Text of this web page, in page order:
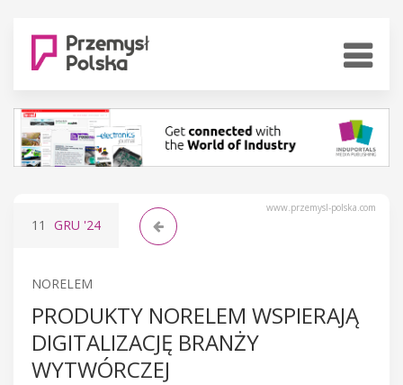
www.przemysl-polska.com
11 GRU '24
NORELEM
PRODUKTY NORELEM WSPIERAJĄ
DIGITALIZACJĘ BRANŻY
WYTWÓRCZEJ